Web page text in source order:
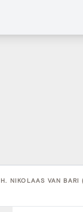
H. NIKOLAAS VAN BARI